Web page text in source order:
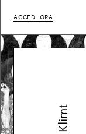
ACCEDI ORA